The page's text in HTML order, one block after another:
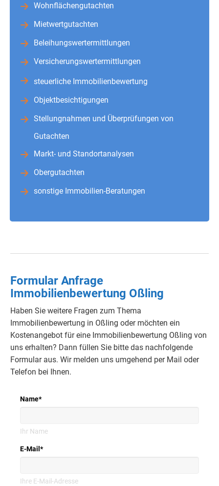
Wohnflächengutachten
Mietwertgutachten
Beleihungswertermittlungen
Versicherungswertermittlungen
steuerliche Immobilienbewertung
Objektbesichtigungen
Stellungnahmen und Überprüfungen von
Gutachten
Markt- und Standortanalysen
Obergutachten
sonstige Immobilien-Beratungen
Formular Anfrage
Immobilienbewertung Oßling
Haben Sie weitere Fragen zum Thema
Immobilienbewertung in Oßling oder möchten ein
Kostenangebot für eine Immobilienbewertung Oßling von
uns erhalten? Dann füllen Sie bitte das nachfolgende
Formular aus. Wir melden uns umgehend per Mail oder
Telefon bei Ihnen.
Name*
Ihr Name
E-Mail *
Ihre E-Mail-Adresse